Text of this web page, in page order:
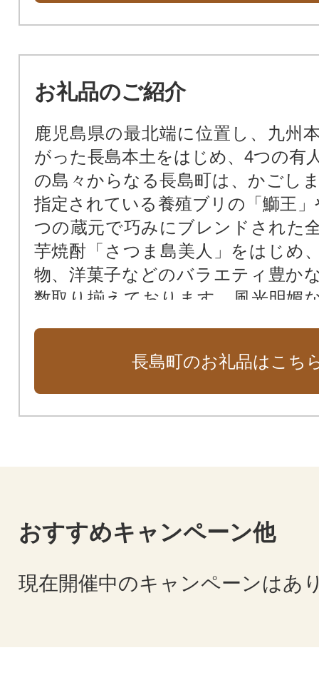
お礼品のご紹介
鹿児島県の最北端に位置し、九州
がった長島本土をはじめ、4つの有
の島々からなる長島町は、かごし
指定されている養殖ブリの「鰤王
つの蔵元で巧みにブレンドされた
芋焼酎「さつま島美人」をはじめ
物、洋菓子などのバラエティ豊か
数取り揃えております。風光明媚
長島町のお礼品はこち
おすすめキャンペーン他
現在開催中のキャンペーンはあ